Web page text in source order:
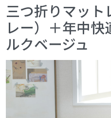
三つ折りマット
レー）＋年中快
ルクベージュ